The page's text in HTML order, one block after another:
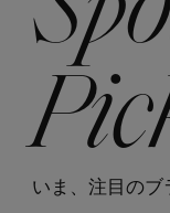
【リネン】涼
【CFCL】注
【レース】上
ウェア
すべてのウェ
ブラウス・シ
シューズ
すべてのシュ
バッグ・財布
ファッション小
お知らせ
よくあるご質問
いま、注目のブ